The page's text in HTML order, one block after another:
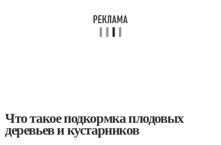
Что такое подкормка плодовых
деревьев и кустарников